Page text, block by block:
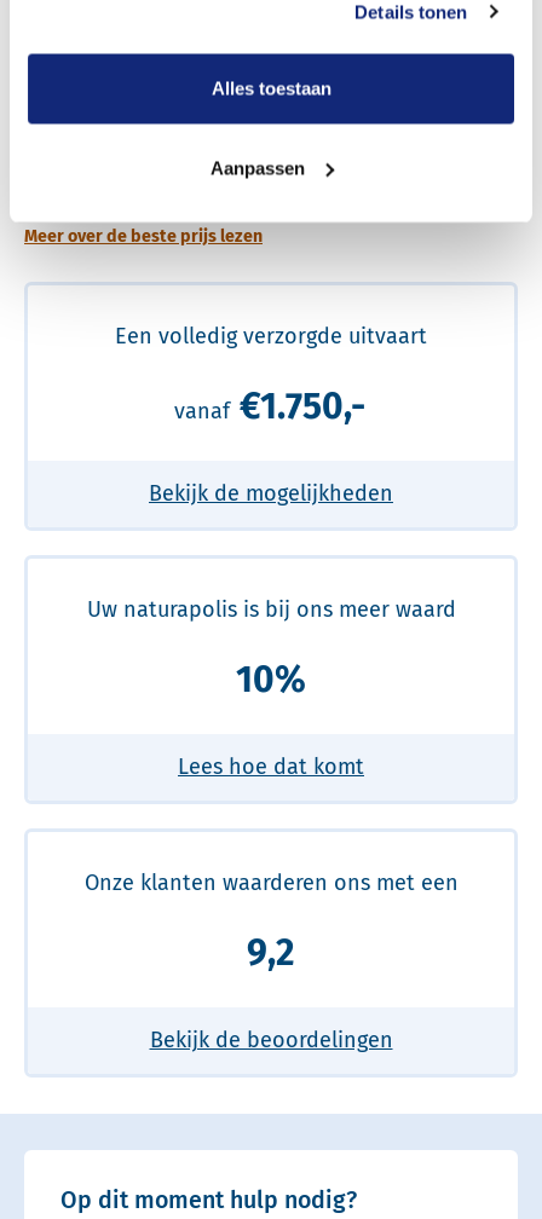
Details tonen
Alles toestaan
Aanpassen
Dit kost een begrafenis
Meer over de beste prijs lezen
Een volledig verzorgde uitvaart
vanaf €1.750,-
Bekijk de mogelijkheden
Uw naturapolis is bij ons meer waard
10%
Lees hoe dat komt
Onze klanten waarderen ons met een
9,2
Bekijk de beoordelingen
Op dit moment hulp nodig?